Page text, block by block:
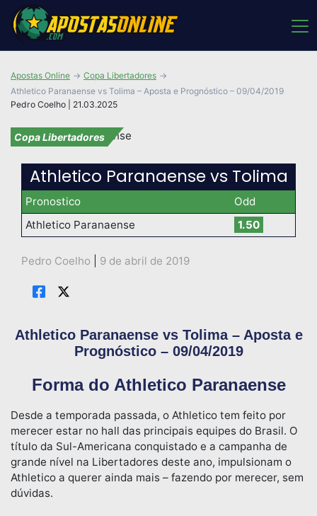
Pedro Coelho | 21.03.2025
Apostas Online
Copa Libertadores
Athletico Paranaense vs Tolima – Aposta e Prognóstico – 09/04/2019
Copa Libertadores
Athletico Paranaense vs Tolima
Pronostico
Odd
Athletico Paranaense
1.50
Pedro Coelho 9 de abril de 2019
Athletico Paranaense vs Tolima – Aposta e
Prognóstico – 09/04/2019
Forma do Athletico Paranaense
Desde a temporada passada, o Athletico tem feito por
merecer estar no hall das principais equipes do Brasil. O
título da Sul-Americana conquistado e a campanha de
grande nível na Libertadores deste ano, impulsionam o
Athletico a querer ainda mais – fazendo por merecer, sem
dúvidas.